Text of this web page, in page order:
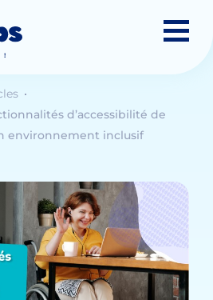
d’accessibilité de
environnement inclusif